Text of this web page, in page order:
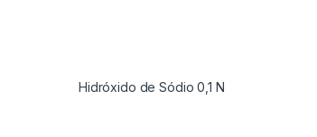
Hidróxido de Sódio 0,1 N